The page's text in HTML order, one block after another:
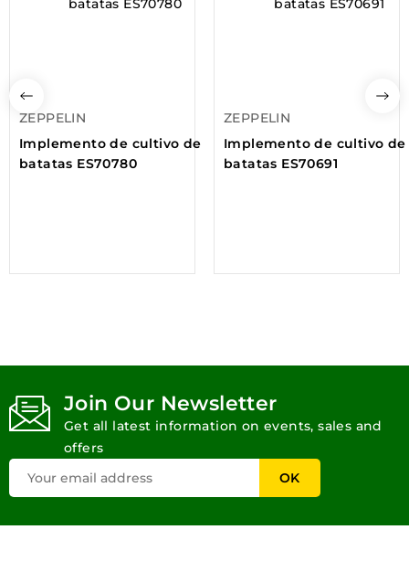
ZEPPELIN
Implemento de cultivo de
batatas ES70780
ZEPPELIN
Implemento de cultivo de
batatas ES70691
Join Our Newsletter
Get all latest information on events, sales and
offers